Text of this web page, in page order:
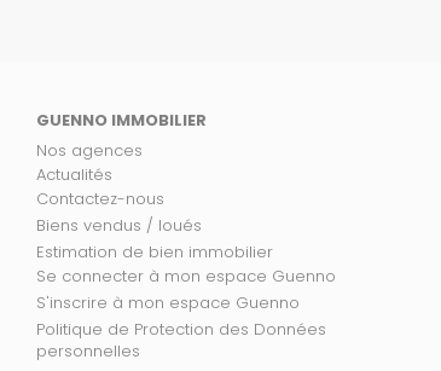
GUENNO IMMOBILIER
Nos agences
Actualités
Contactez-nous
Biens vendus / loués
Estimation de bien immobilier
Se connecter à mon espace Guenno
S'inscrire à mon espace Guenno
Politique de Protection des Données
personnelles